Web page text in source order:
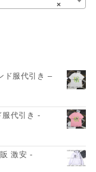
×
ド服代引き –
服代引き -
激安 -